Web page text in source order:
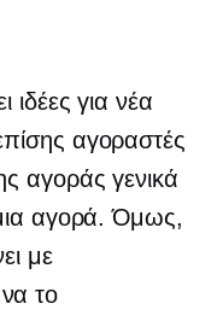
ιδέες για νέα
αγοραστές
αγοράς γενικά
αγορά. Όμως,
με
το